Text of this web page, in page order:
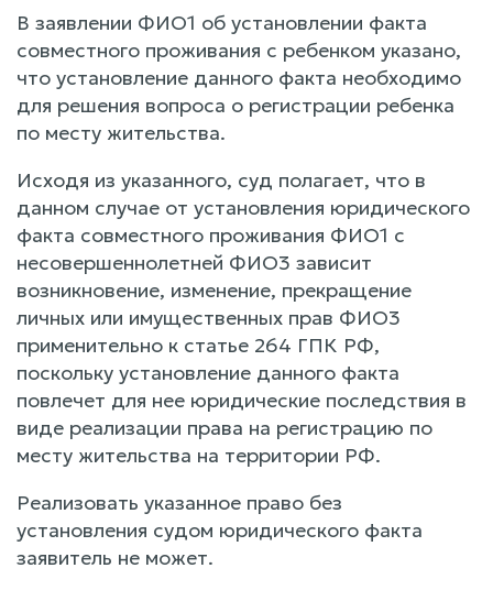
В заявлении ФИО1 об установлении факта
совместного проживания с ребенком указано,
что установление данного факта необходимо
для решения вопроса о регистрации ребенка
по месту жительства.
Исходя из указанного, суд полагает, что в
данном случае от установления юридического
факта совместного проживания ФИО1 с
несовершеннолетней ФИО3 зависит
возникновение, изменение, прекращение
личных или имущественных прав ФИО3
применительно к статье 264 ГПК РФ,
поскольку установление данного факта
повлечет для нее юридические последствия в
виде реализации права на регистрацию по
месту жительства на территории РФ.
Реализовать указанное право без
установления судом юридического факта
заявитель не может.